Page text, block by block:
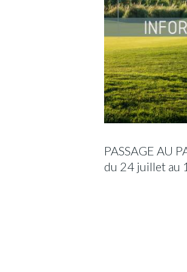
PASSAGE AU
du 24 juillet au